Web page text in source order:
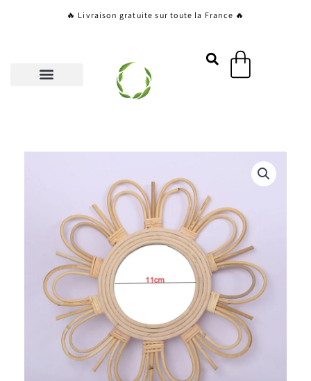
🔥 Livraison gratuite sur toute la France 🔥
Panier